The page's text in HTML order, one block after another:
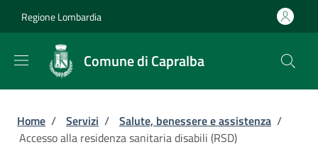
Regione Lombardia
Comune di Capralba
Briciole di pane
Home / Servizi / Salute, benessere e assistenza /
Accesso alla residenza sanitaria disabili (RSD)